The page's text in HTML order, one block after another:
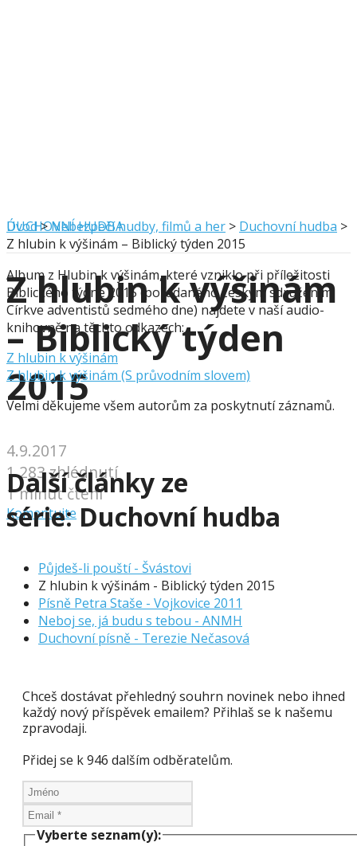
DUCHOVNÍ HUDBA
Z hlubin k výšinám
– Biblický týden
2015
4.9.2017
1 283 zhlédnutí
1 minut čtení
Komentujte
Úvod>Nebezpečí hudby, filmů a her > Duchovní hudba >
Z hlubin k výšinám – Biblický týden 2015
Album z Hlubin k výšinám, které vzniklo při příležitosti
Biblického týdne 2015 (pořádaného českým sdružením
Církve adventistů sedmého dne) najdete v naší audio-
knihovně na těchto odkazech:
Z hlubin k výšinám
Z hlubin k výšinám (S průvodním slovem)
Velmi děkujeme všem autorům za poskytnutí záznamů.
Další články ze
série:Duchovní hudba
Půjdeš-li pouští - Švástovi
Z hlubin k výšinám - Biblický týden 2015
Písně Petra Staše - Vojkovice 2011
Neboj se, já budu s tebou - ANMH
Duchovní písně - Terezie Nečasová
Chceš dostávat přehledný souhrn novinek nebo ihned
každý nový příspěvek emailem? Přihlaš se k našemu
zpravodaji.
Přidej se k 946 dalším odběratelům.
Vyberte seznam(y):